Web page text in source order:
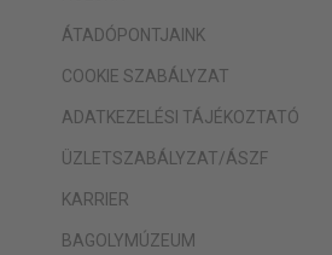
ÁTADÓPONTJAINK
COOKIE SZABÁLYZAT
ADATKEZELÉSI TÁJÉKOZTATÓ
ÜZLETSZABÁLYZAT/ÁSZF
KARRIER
BAGOLYMÚZEUM